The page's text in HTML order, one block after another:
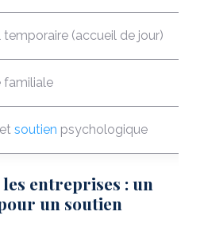
temporaire (accueil de jour)
familiale
soutien psychologique
entreprises : un
un soutien